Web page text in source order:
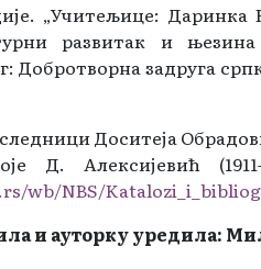
„Учитељице:
развитак и
задруга
Доситеја
Д. Алексијевић
wb/NBS/
и ауторку уредила: